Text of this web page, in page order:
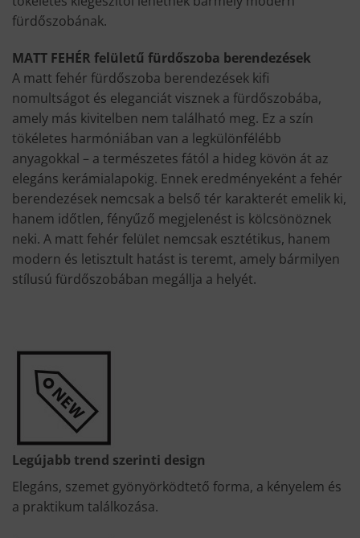
fürdőszobának.
MATT FEHÉR felületű fürdőszoba berendezések
A matt fehér fürdőszoba berendezések kifi
nomultságot és eleganciát visznek a fürdőszobába,
amely más kivitelben nem található meg. Ez a szín
tökéletes harmóniában van a legkülönfélébb
anyagokkal – a természetes fától a hideg kövön át az
elegáns kerámialapokig. Ennek eredményeként a fehér
berendezések nemcsak a belső tér karakterét emelik ki,
hanem időtlen, fényűző megjelenést is kölcsönöznek
neki. A matt fehér felület nemcsak esztétikus, hanem
modern és letisztult hatást is teremt, amely bármilyen
stílusú fürdőszobában megállja a helyét.
Legújabb trend szerinti design
Elegáns, szemet gyönyörködtető forma, a kényelem és
a praktikum találkozása.